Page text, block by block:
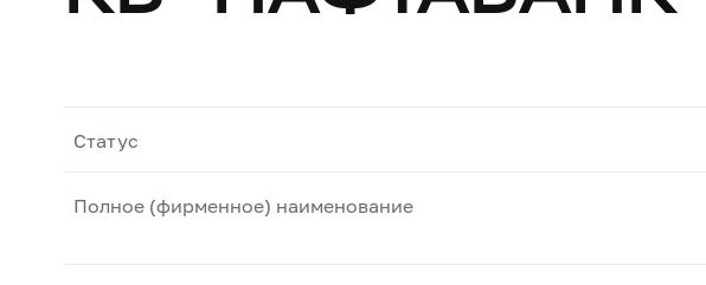
Статус
Полное (фирменное) наименование